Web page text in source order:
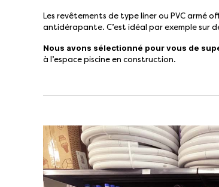
Les revêtements de type liner ou PVC armé
antidérapante. C’est idéal par exemple sur
Nous avons sélectionné pour vous de
à l’espace piscine en construction.